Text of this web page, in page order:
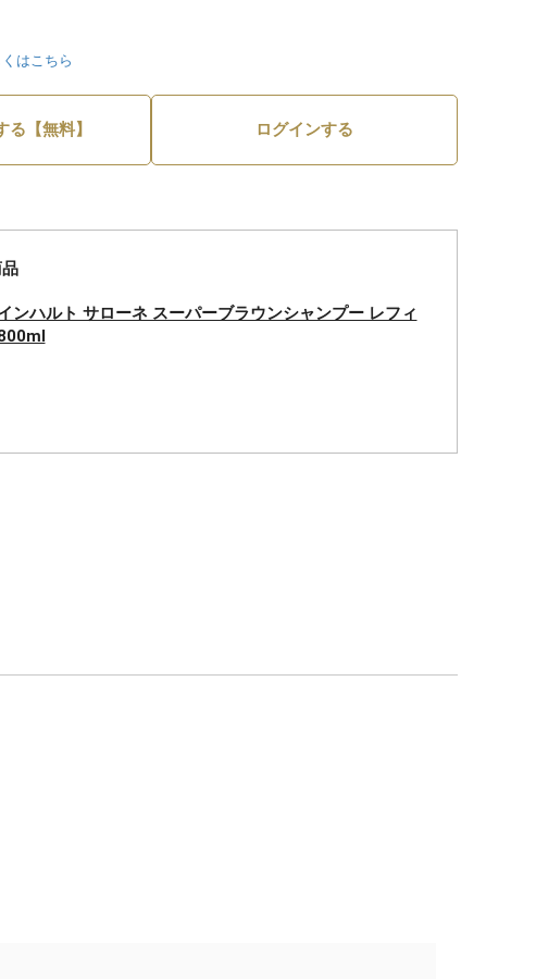
はこちら
る【無料】 ログインする
ンハルト サローネ スーパーブラウンシャンプー レフィ